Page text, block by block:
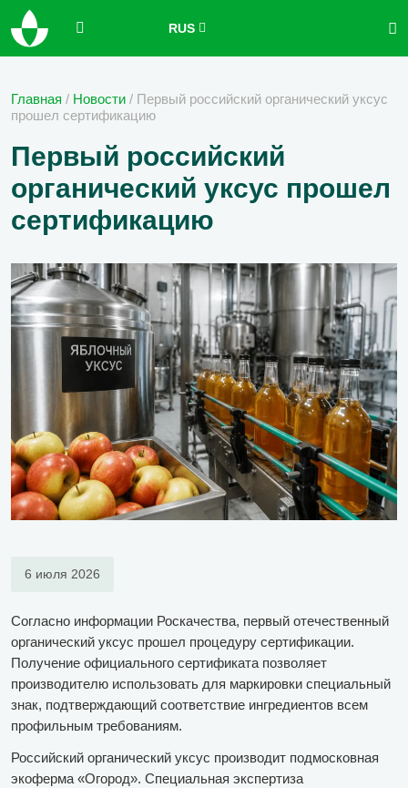
RUS
Главная / Новости / Первый российский органический уксус
прошел сертификацию
Первый российский
органический уксус прошел
сертификацию
6 июля 2026
Согласно информации Роскачества, первый отечественный
органический уксус прошел процедуру сертификации.
Получение официального сертификата позволяет
производителю использовать для маркировки специальный
знак, подтверждающий соответствие ингредиентов всем
профильным требованиям.
Российский органический уксус производит подмосковная
экоферма «Огород». Специальная экспертиза